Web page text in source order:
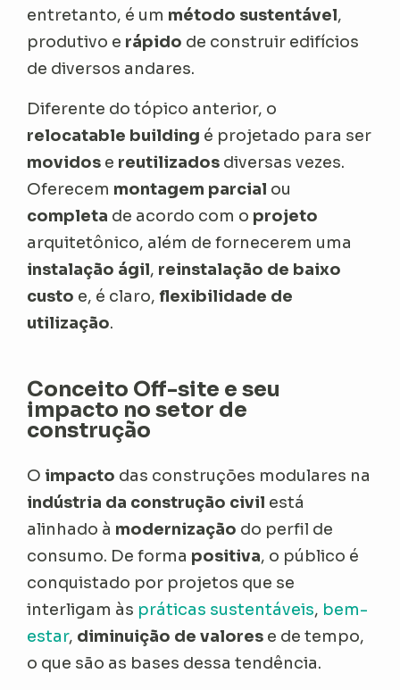
entretanto, é um método sustentável,
produtivo e rápido de construir edifícios
de diversos andares.
Diferente do tópico anterior, o
relocatable building é projetado para ser
movidos e reutilizados diversas vezes.
Oferecem montagem parcial ou
completa de acordo com o projeto
arquitetônico, além de fornecerem uma
instalação ágil, reinstalação de baixo
custo e, é claro,flexibilidade de
utilização.
Conceito Off-site e seu
impacto no setor de
construção
O impacto das construções modulares na
indústria da construção civil está
alinhado à modernização do perfil de
consumo. De forma positiva, o público é
conquistado por projetos que se
interligam às práticas sustentáveis, bem-
estar, diminuição de valores e de tempo,
o que são as bases dessa tendência.